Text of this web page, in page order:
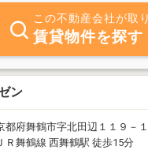
この不動産会社が取
賃貸物件を探す
ン
都府舞鶴市字北田辺１１９－
ＪＲ舞鶴線 西舞鶴駅 徒歩15分